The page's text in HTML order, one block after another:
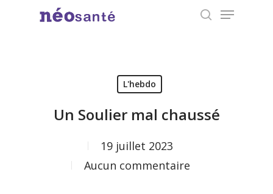
Menu
L'hebdo
Un Soulier mal chaussé
19 juillet 2023
Aucun commentaire